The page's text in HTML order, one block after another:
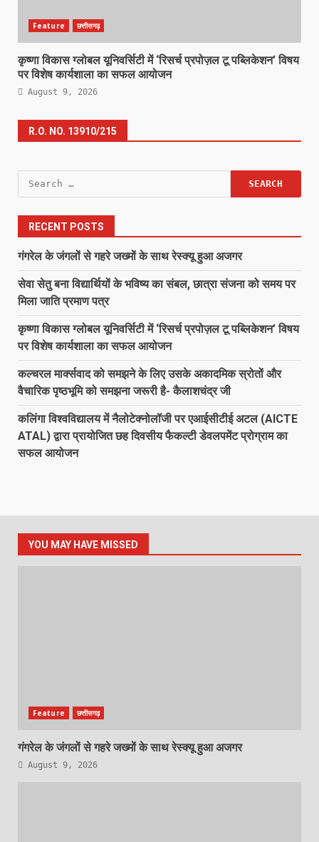
Feature छत्तीसगढ़
कृष्णा विकास ग्लोबल यूनिवर्सिटी में ‘रिसर्च प्रपोज़ल टू पब्लिकेशन’ विषय
पर विशेष कार्यशाला का सफल आयोजन
August 9, 2026
R.O. NO. 13910/215
Search
for:
RECENT POSTS
गंगरेल के जंगलों से गहरे जख्मों के साथ रेस्क्यू हुआ अजगर
सेवा सेतु बना विद्यार्थियों के भविष्य का संबल, छात्रा संजना को समय पर
मिला जाति प्रमाण पत्र
कृष्णा विकास ग्लोबल यूनिवर्सिटी में ‘रिसर्च प्रपोज़ल टू पब्लिकेशन’ विषय
पर विशेष कार्यशाला का सफल आयोजन
कल्चरल मार्क्सवाद को समझने के लिए उसके अकादमिक स्रोतों और
वैचारिक पृष्ठभूमि को समझना जरूरी है- कैलाशचंद्र जी
कलिंगा विश्वविद्यालय में नैलोटेक्नोलॉजी पर एआईसीटीई अटल (AICTE
ATAL) द्वारा प्रायोजित छह दिवसीय फैकल्टी डेवलपमेंट प्रोग्राम का
सफल आयोजन
YOU MAY HAVE MISSED
Feature छत्तीसगढ़
गंगरेल के जंगलों से गहरे जख्मों के साथ रेस्क्यू हुआ अजगर
August 9, 2026